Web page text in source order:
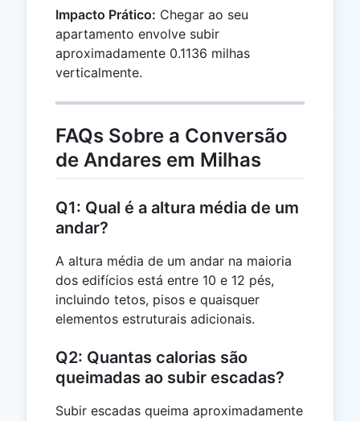
Impacto Prático: Chegar ao seu
apartamento envolve subir
aproximadamente 0.1136 milhas
verticalmente.
FAQs Sobre a Conversão
de Andares em Milhas
Q1: Qual é a altura média de um
andar?
A altura média de um andar na maioria
dos edifícios está entre 10 e 12 pés,
incluindo tetos, pisos e quaisquer
elementos estruturais adicionais.
Q2: Quantas calorias são
queimadas ao subir escadas?
Subir escadas queima aproximadamente